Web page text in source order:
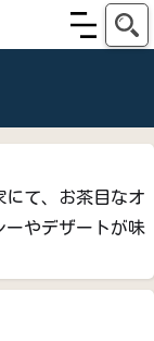
にて、お茶目なオ
ーやデザートが味